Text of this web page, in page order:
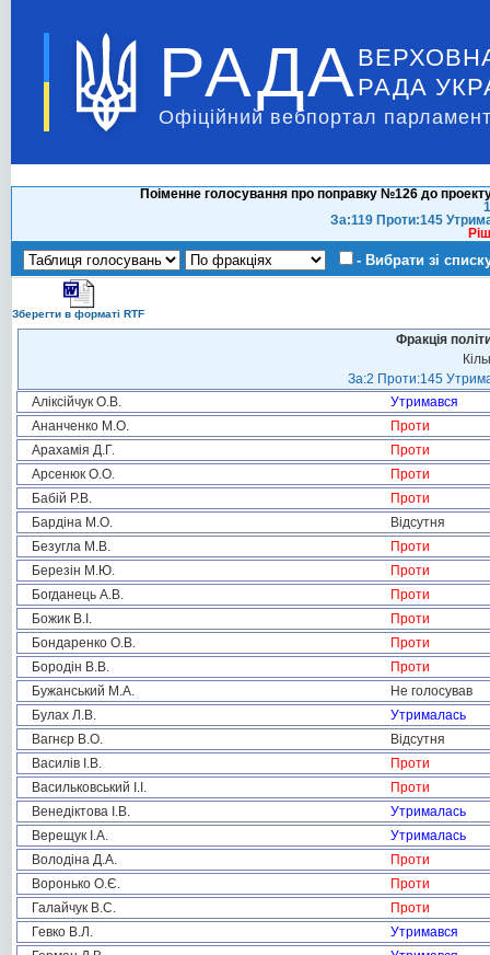
РАДА РАДА
Офіційний вебпортал
Поіменне голосування про поправку №126 до
За:119 Проти:145
- Вибрати зі
Зберегти в форматі RTF
Фракція
За:2 Проти:145
Аліксійчук О.В.
Утримався
Ананченко М.О.
Проти
Арахамія Д.Г.
Проти
Арсенюк О.О.
Проти
Бабій Р.В.
Проти
Бардіна М.О.
Відсутня
Безугла М.В.
Проти
Березін М.Ю.
Проти
Богданець А.В.
Проти
Божик В.І.
Проти
Бондаренко О.В.
Проти
Бородін В.В.
Проти
Бужанський М.А.
Не голосував
Булах Л.В.
Утрималась
Вагнєр В.О.
Відсутня
Василів І.В.
Проти
Васильковський І.І.
Проти
Венедіктова І.В.
Утрималась
Верещук І.А.
Утрималась
Володіна Д.А.
Проти
Воронько О.Є.
Проти
Галайчук В.С.
Проти
Гевко В.Л.
Утримався